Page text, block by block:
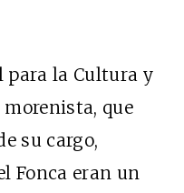
para la Cultura y
que
su cargo,
Fonca eran un